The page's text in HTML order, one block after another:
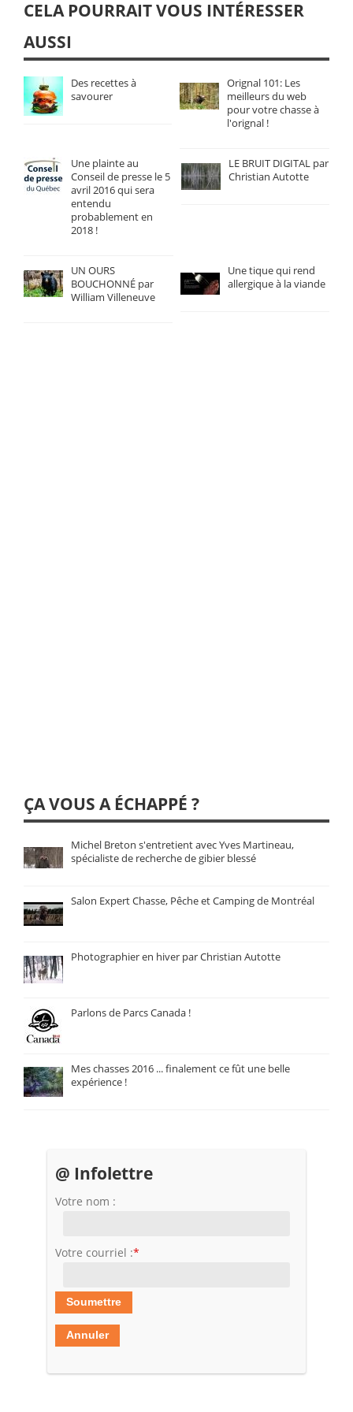
CELA POURRAIT VOUS INTÉRESSER
AUSSI
Des recettes à
savourer
Orignal 101: Les
meilleurs du web
pour votre chasse à
l'orignal !
Une plainte au
Conseil de presse le 5
avril 2016 qui sera
entendu
probablement en
2018 !
LE BRUIT DIGITAL par
Christian Autotte
UN OURS
BOUCHONNÉ par
William Villeneuve
Une tique qui rend
allergique à la viande
ÇA VOUS A ÉCHAPPÉ ?
Michel Breton s'entretient avec Yves Martineau,
spécialiste de recherche de gibier blessé
Salon Expert Chasse, Pêche et Camping de Montréal
Photographier en hiver par Christian Autotte
Parlons de Parcs Canada !
Mes chasses 2016 ... finalement ce fût une belle
expérience !
@ Infolettre
Votre nom :
Votre courriel :*